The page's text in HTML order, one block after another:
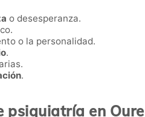
o desesperanza.
o la personalidad.
.
.
psiquiatría en